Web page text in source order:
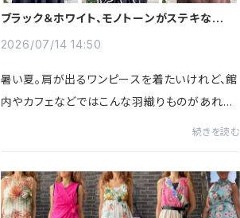
ブラック＆ホワイト、モノトーンがステキな夏の
2026/07/14 14:50
暑い夏。肩が出るワンピースを着たいけれど、館
内やカフェなどではこんな羽織りものがあれば
便利ですよ。ワンピースのシルエットを邪魔せ
地でコンパクトなのでバッ...
続きを読む